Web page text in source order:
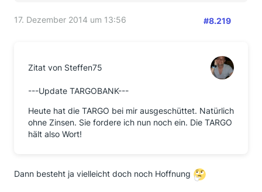
17. Dezember 2014 um 13:56 #8.219
Zitat von Steffen75
---Update TARGOBANK---
Heute hat die TARGO bei mir ausgeschüttet. Natürlich
ohne Zinsen. Sie fordere ich nun noch ein. Die TARGO
hält also Wort!
Dann besteht ja vielleicht doch noch Hoffnung